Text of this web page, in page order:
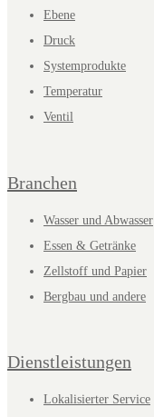
Ebene
Druck
Systemprodukte
Temperatur
Ventil
Branchen
Wasser und Abwasser
Essen & Getränke
Zellstoff und Papier
Bergbau und andere
Dienstleistungen
Lokalisierter Service